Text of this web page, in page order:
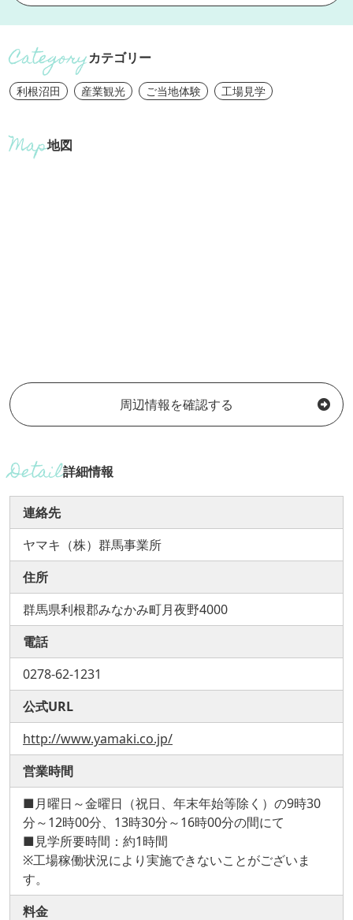
カテゴリー
利根沼田 産業観光 ご当地体験 工場見学
地図
周辺情報を確認する
詳細情報
連絡先
ヤマキ（株）群馬事業所
住所
群馬県利根郡みなかみ町月夜野4000
電話
0278-62-1231
公式URL
http://www.yamaki.co.jp/
営業時間
■月曜日～金曜日（祝日、年末年始等除く）の9時30
分～12時00分、13時30分～16時00分の間にて
■見学所要時間：約1時間
※工場稼働状況により実施できないことがございま
す。
料金